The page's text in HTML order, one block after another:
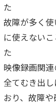
た
故障が多く
に使えない
た
映像録画関
全てむき出
おり、故障